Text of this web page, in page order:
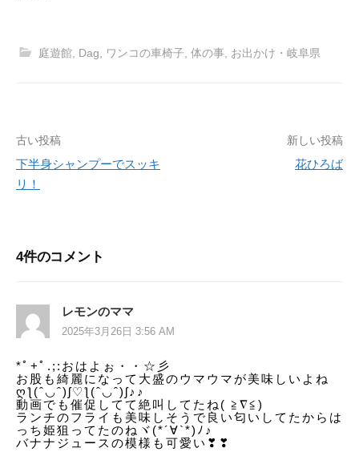
庭遊館 Dag ワンコの車椅子 体の事 お出かけ・岐阜県
投
稿
ゲ
シ
ン
古い投稿
下半身シャンプーでスッキ
リ！
新しい投稿
花ひろば
4件のコメント
レモンのママ
2025年3月26日 3:56 AM
*ﾟ+ﾟ.;:おはよぉ・・☆彡
お股も綺麗になって大盛のウマウマが美味しいよね
ღƪ(ˆ◡ˆ)ʃ♡ƪ(ˆ◡ˆ)ʃ♪♪
動画でも催促してて絶叫してたね( ≧∇≦)
ランチのフライも美味しそうで良い匂いしてたからは
っち姫狙ってたのねヾ(*´∀`*)ﾉ♪
バナナジュースの模様も可愛い❣❣